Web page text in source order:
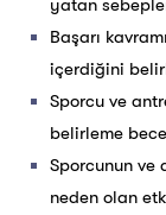
yatan
Başarı
içerdiğini
Sporcu ve
belirleme
Sporcunun ve
neden olan